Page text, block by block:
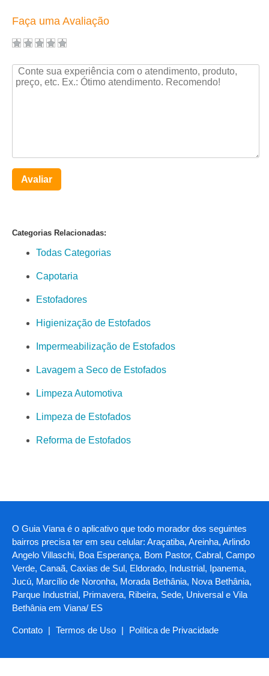
Faça uma Avaliação
Avaliar
Categorias Relacionadas:
Todas Categorias
Capotaria
Estofadores
Higienização de Estofados
Impermeabilização de Estofados
Lavagem a Seco de Estofados
Limpeza Automotiva
Limpeza de Estofados
Reforma de Estofados
O Guia Viana é o aplicativo que todo morador dos seguintes
bairros precisa ter em seu celular: Araçatiba, Areinha, Arlindo
Angelo Villaschi, Boa Esperança, Bom Pastor, Cabral, Campo
Verde, Canaã, Caxias de Sul, Eldorado, Industrial, Ipanema,
Jucú, Marcílio de Noronha, Morada Bethânia, Nova Bethânia,
Parque Industrial, Primavera, Ribeira, Sede, Universal e Vila
Bethânia em Viana/ ES
Contato | Termos de Uso | Política de Privacidade